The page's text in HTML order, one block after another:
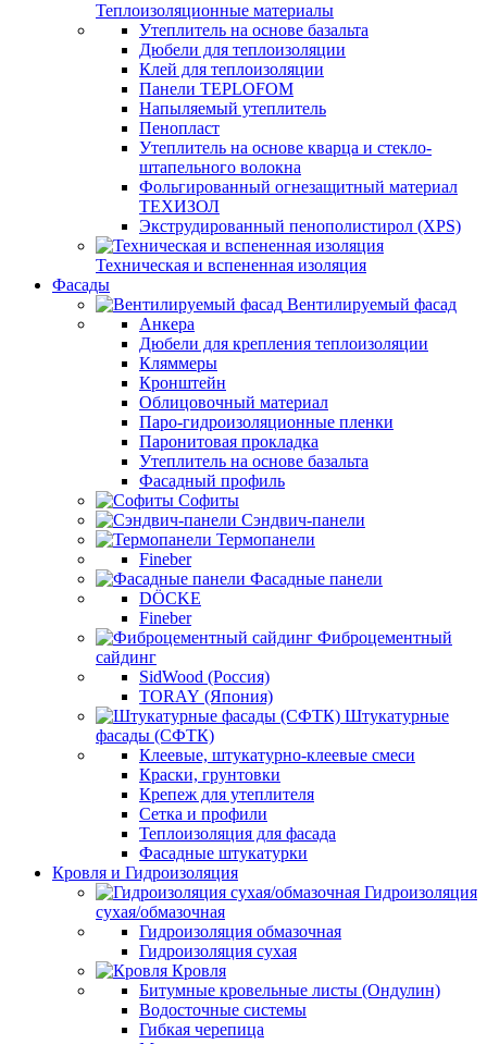
Теплоизоляционные материалы
Утеплитель на основе базальта
Дюбели для теплоизоляции
Клей для теплоизоляции
Панели TEPLOFOM
Напыляемый утеплитель
Пенопласт
Утеплитель на основе кварца и стекло-
штапельного волокна
Фольгированный огнезащитный материал
ТЕХИЗОЛ
Экструдированный пенополистирол (XPS)
Техническая и вспененная изоляция
Фасады
Вентилируемый фасад
Анкера
Дюбели для крепления теплоизоляции
Кляммеры
Кронштейн
Облицовочный материал
Паро-гидроизоляционные пленки
Паронитовая прокладка
Утеплитель на основе базальта
Фасадный профиль
Софиты
Сэндвич-панели
Термопанели
Fineber
Фасадные панели
DÖCKE
Fineber
Фиброцементный
сайдинг
SidWood (Россия)
TORAY (Япония)
Штукатурные
фасады (СФТК)
Клеевые, штукатурно-клеевые смеси
Краски, грунтовки
Крепеж для утеплителя
Сетка и профили
Теплоизоляция для фасада
Фасадные штукатурки
Кровля и Гидроизоляция
Гидроизоляция
сухая/обмазочная
Гидроизоляция обмазочная
Гидроизоляция сухая
Кровля
Битумные кровельные листы (Ондулин)
Водосточные системы
Гибкая черепица